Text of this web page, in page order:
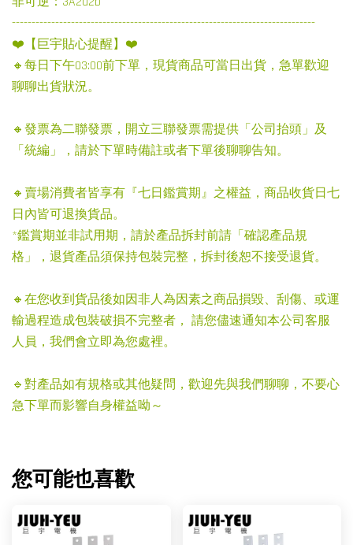
-----------------------------------------------------------------------------
❤️【巨宇貼心提醒】❤️
🔸每日下午03:00前下單，現貨商品可當日出貨，急單歡迎
聊聊出貨狀況。
🔸發票為二聯發票，開立三聯發票需提供「公司抬頭」及
「統編」，請於下單時備註或者下單後聊聊告知。
🔸賣場消費者皆享有『七日鑑賞期』之權益，商品收貨日七
日內皆可退換貨品。
*鑑賞期並非試用期，請於產品拆封前請「確認產品規
格」，退貨產品須保持包裝完整，拆封後恕不接受退貨。
🔸在您收到貨品後如因非人為因素之商品損毀、刮傷、或運
輸過程造成包裝破損不完整者， 請您儘速通知本公司客服
人員，我們會立即為您處裡。
🔹對產品如有規格或其他疑問，歡迎先與我們聊聊，不要心
急下單而影響自身權益呦～
您可能也喜歡